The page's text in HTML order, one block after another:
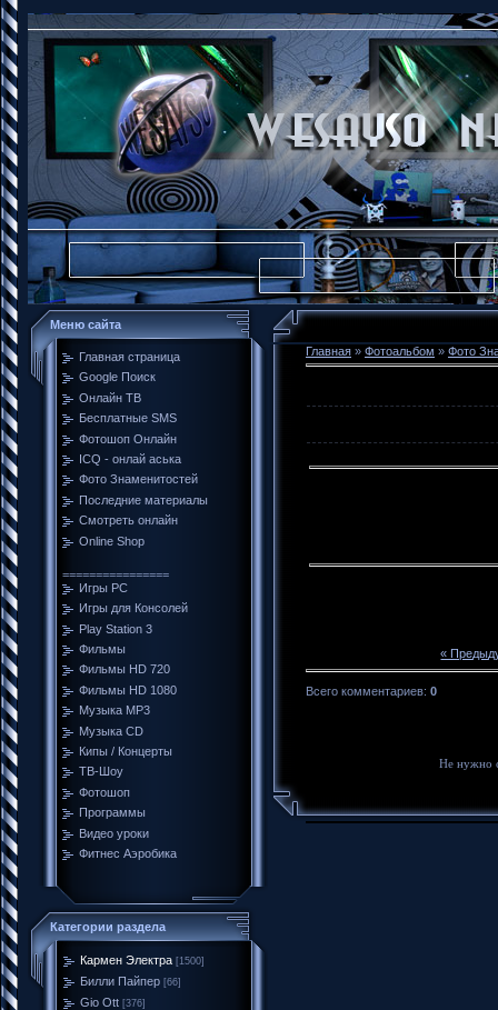
Меню сайта
Главная страница
Google Поиск
Онлайн ТВ
Бесплатные SMS
Фотошоп Онлайн
ICQ - онлай аська
Фото Знаменитостей
Последние материалы
Смотреть онлайн
Online Shop
================
Игры PC
Игры для Консолей
Play Station 3
Фильмы
Фильмы HD 720
Фильмы HD 1080
Музыка MP3
Музыка CD
Кипы / Концерты
ТВ-Шоу
Фотошоп
Программы
Видео уроки
Фитнес Аэробика
Категории раздела
Кармен Электра [1500]
Билли Пайпер [66]
Gio Ott [376]
Главная » Фотоальбом » Фото
«
Всего комментариев: 0
Не нужно